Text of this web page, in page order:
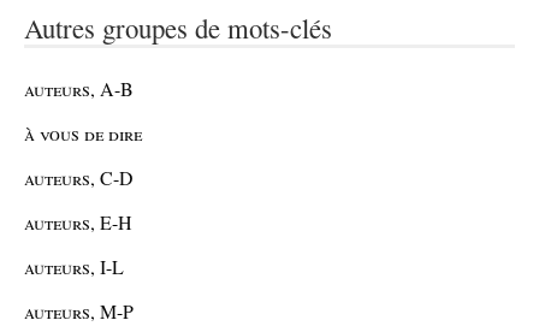
Autres groupes de mots-clés
auteurs, A-B
à vous de dire
auteurs, C-D
auteurs, E-H
auteurs, I-L
auteurs, M-P